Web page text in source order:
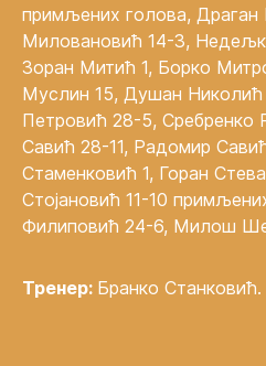
примљених голова,
Миловановић 14-3,
Зоран Митић 1, Борко
Муслин 15, Душан Николић
Петровић 28-5, Сребренко
Савић 28-11, Радомир
Стаменковић 1, Горан
Стојановић 11-10
Филиповић 24-6, Милош
Тренер: Бранко Станковић.